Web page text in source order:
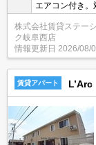
エアコン付き。
株式会社賃貸ステー
ク岐阜西店
情報更新日 2026/08/
賃貸アパート L’Arc